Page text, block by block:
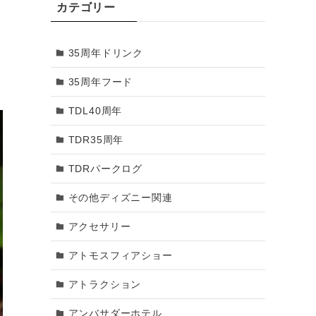
2018年2月
2018年1月
2017年12月
2017年11月
2017年10月
2017年9月
2017年8月
2017年7月
2017年6月
カテゴリー
35周年ドリンク
35周年フード
TDL40周年
TDR35周年
TDRパークログ
その他ディズニー関連
アクセサリー
アトモスフィアショー
アトラクション
アンバサダーホテル